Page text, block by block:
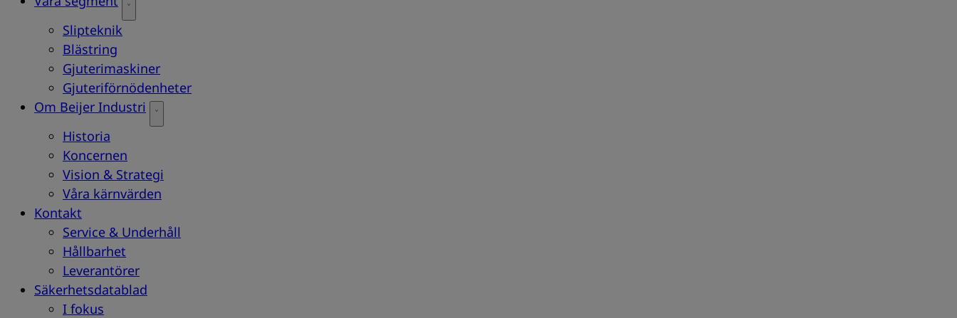
Slipteknik
Blästring
Gjuterimaskiner
Gjuteriförnödenheter
Om Beijer Industri
Historia
Koncernen
Vision & Strategi
Våra kärnvärden
Kontakt
Service & Underhåll
Hållbarhet
Leverantörer
Säkerhetsdatablad
I fokus